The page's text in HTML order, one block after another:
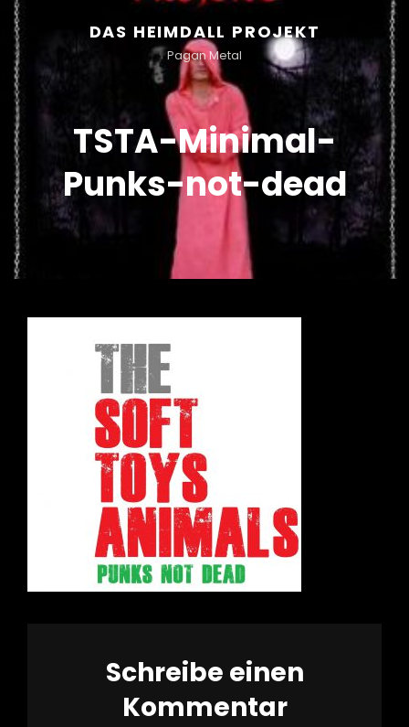
DAS HEIMDALL PROJEKT
Pagan Metal
TSTA-Minimal-
Punks-not-dead
Schreibe einen
Kommentar